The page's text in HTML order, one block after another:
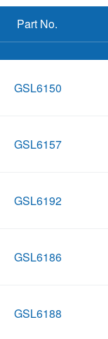
Part No.
GSL6150
GSL6157
GSL6192
GSL6186
GSL6188